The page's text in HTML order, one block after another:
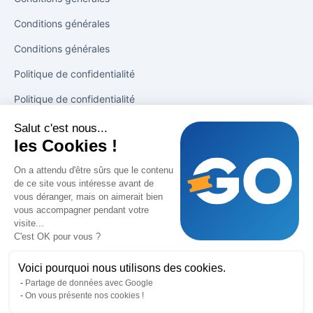
Salut c'est nous...
les Cookies !
On a attendu d'être sûrs que le contenu
de ce site vous intéresse avant de
vous déranger, mais on aimerait bien
vous accompagner pendant votre
visite...
C'est OK pour vous ?
Voici pourquoi nous utilisons des cookies.
Partage de données avec Google
On vous présente nos cookies !
Conditions générales
Conditions générales
Politique de confidentialité
Politique de confidentialité
Solutions
Tirage en 1 clic
Booster les ventes
Suivi des ventes
Support
Blog